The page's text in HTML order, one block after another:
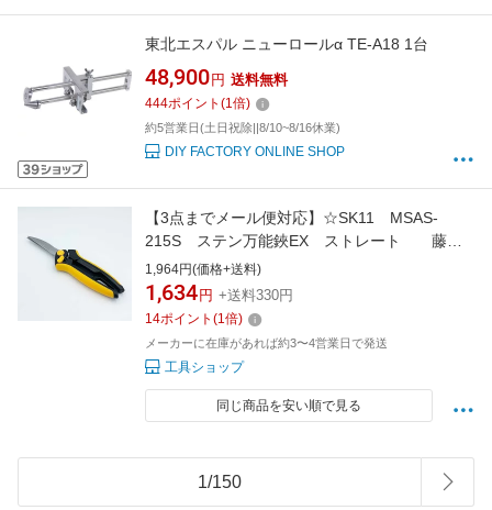
東北エスパル ニューロールα TE-A18 1台
48,900 円 送料無料
444ポイント (1倍)
約5営業日(土日祝除||8/10~8/16休業)
DIY FACTORY ONLINE SHOP
【3点までメール便対応】☆SK11 MSAS-
215S ステン万能鋏EX ストレート 藤原
産業
1,964円(価格+送料)
1,634 円 +送料330円
14ポイント (1倍)
メーカーに在庫があれば約3〜4営業日で発送
工具ショップ
同じ商品を安い順で見る
1/150